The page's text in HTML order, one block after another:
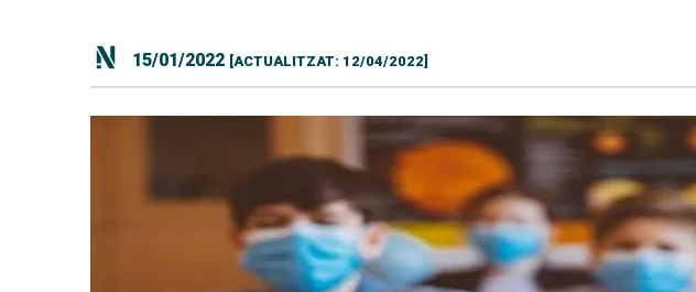
15/01/2022 [ACTUALITZAT: 12/04/2022]